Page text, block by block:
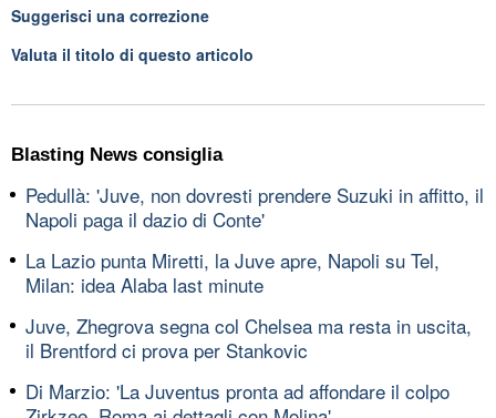
Suggerisci una correzione
Valuta il titolo di questo articolo
Blasting News consiglia
Pedullà: 'Juve, non dovresti prendere Suzuki in affitto, il
Napoli paga il dazio di Conte'
La Lazio punta Miretti, la Juve apre, Napoli su Tel,
Milan: idea Alaba last minute
Juve, Zhegrova segna col Chelsea ma resta in uscita,
il Brentford ci prova per Stankovic
Di Marzio: 'La Juventus pronta ad affondare il colpo